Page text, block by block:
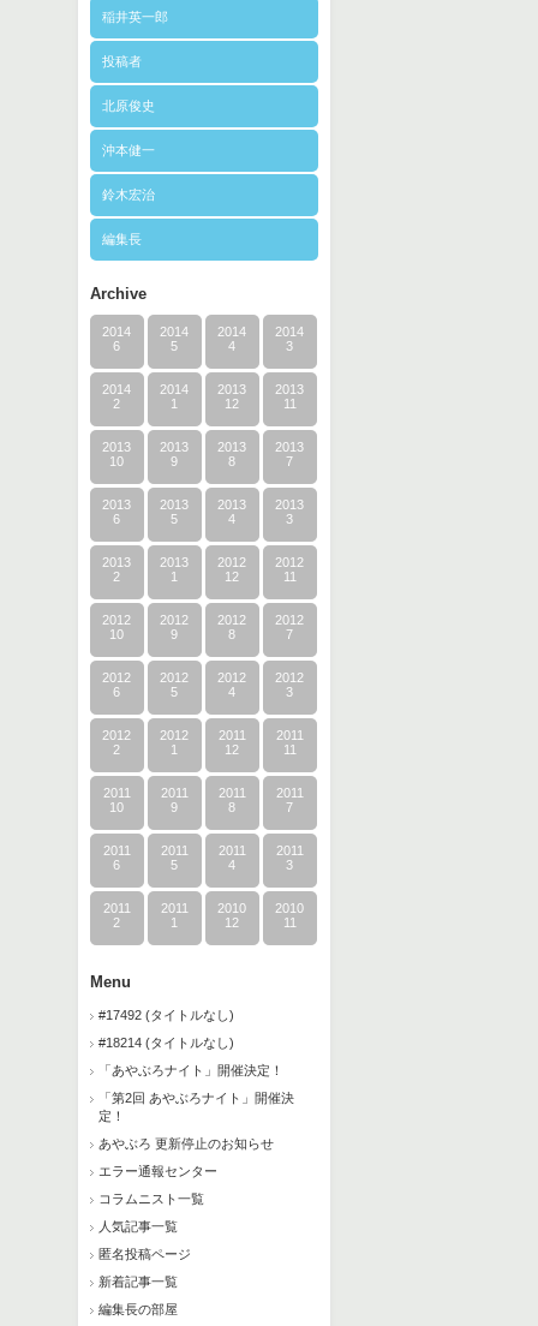
稲井英一郎
投稿者
北原俊史
沖本健一
鈴木宏治
編集長
Archive
2014
6
2014
5
2014
4
2014
3
2014
2
2014
1
2013
12
2013
11
2013
10
2013
9
2013
8
2013
7
2013
6
2013
5
2013
4
2013
3
2013
2
2013
1
2012
12
2012
11
2012
10
2012
9
2012
8
2012
7
2012
6
2012
5
2012
4
2012
3
2012
2
2012
1
2011
12
2011
11
2011
10
2011
9
2011
8
2011
7
2011
6
2011
5
2011
4
2011
3
2011
2
2011
1
2010
12
2010
11
Menu
#17492 (タイトルなし)
#18214 (タイトルなし)
「あやぶろナイト」開催決定！
「第2回 あやぶろナイト」開催決
定！
あやぶろ 更新停止のお知らせ
エラー通報センター
コラムニスト一覧
人気記事一覧
匿名投稿ページ
新着記事一覧
編集長の部屋